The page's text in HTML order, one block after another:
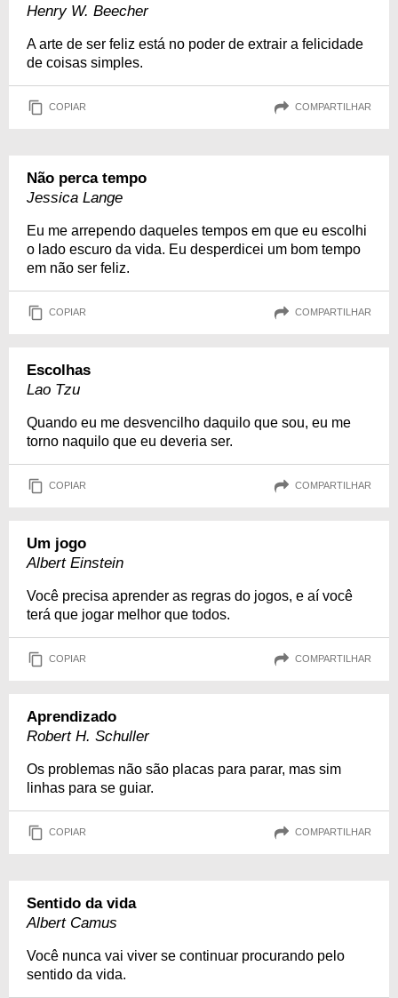
Henry W. Beecher
A arte de ser feliz está no poder de extrair a felicidade
de coisas simples.
COPIAR COMPARTILHAR
Não perca tempo
Jessica Lange
Eu me arrependo daqueles tempos em que eu escolhi
o lado escuro da vida. Eu desperdicei um bom tempo
em não ser feliz.
COPIAR COMPARTILHAR
Escolhas
Lao Tzu
Quando eu me desvencilho daquilo que sou, eu me
torno naquilo que eu deveria ser.
COPIAR COMPARTILHAR
Um jogo
Albert Einstein
Você precisa aprender as regras do jogos, e aí você
terá que jogar melhor que todos.
COPIAR COMPARTILHAR
Aprendizado
Robert H. Schuller
Os problemas não são placas para parar, mas sim
linhas para se guiar.
COPIAR COMPARTILHAR
Sentido da vida
Albert Camus
Você nunca vai viver se continuar procurando pelo
sentido da vida.